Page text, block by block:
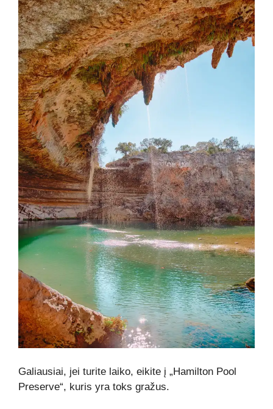
Galiausiai, jei turite laiko, eikite į „Hamilton Pool
Preserve“, kuris yra toks gražus.